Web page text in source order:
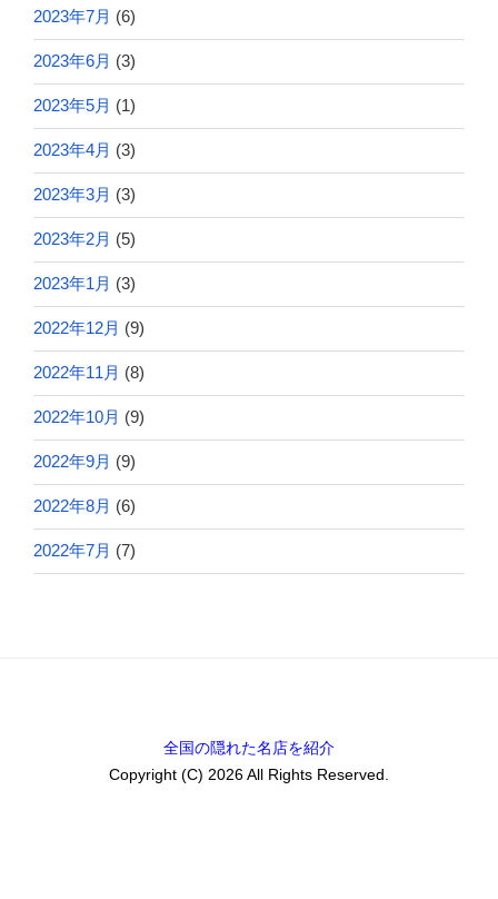
2023年7月 (6)
2023年6月 (3)
2023年5月 (1)
2023年4月 (3)
2023年3月 (3)
2023年2月 (5)
2023年1月 (3)
2022年12月 (9)
2022年11月 (8)
2022年10月 (9)
2022年9月 (9)
2022年8月 (6)
2022年7月 (7)
全国の隠れた名店を紹介
Copyright (C) 2026 All Rights Reserved.